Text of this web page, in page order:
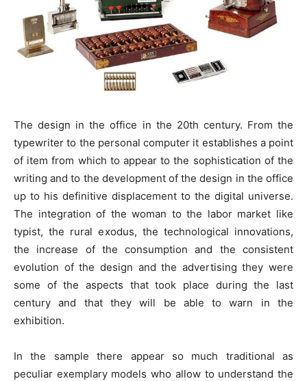
The design in the office in the 20th century. From the
typewriter to the personal computer it establishes a point
of item from which to appear to the sophistication of the
writing and to the development of the design in the office
up to his definitive displacement to the digital universe.
The integration of the woman to the labor market like
typist, the rural exodus, the technological innovations,
the increase of the consumption and the consistent
evolution of the design and the advertising they were
some of the aspects that took place during the last
century and that they will be able to warn in the
exhibition.
In the sample there appear so much traditional as
peculiar exemplary models who allow to understand the